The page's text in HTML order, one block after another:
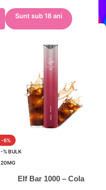
Sunt sub 18 ani
-6%
-% BULK
20MG
Elf Bar 1000 – Cola